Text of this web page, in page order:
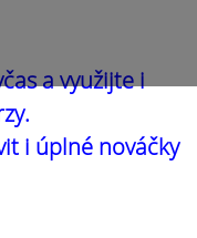
a využijte i
i úplné nováčky